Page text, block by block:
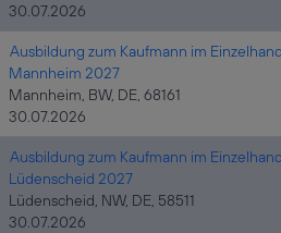
30.07.2026
Ausbildung zum Kaufmann im
Mannheim 2027
Mannheim, BW, DE, 68161
30.07.2026
Ausbildung zum Kaufmann im
Lüdenscheid 2027
Lüdenscheid, NW, DE, 58511
30.07.2026